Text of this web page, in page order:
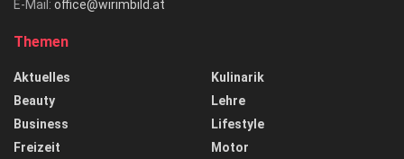
E-Mail: office@wirimbild.at
Themen
Aktuelles
Beauty
Business
Freizeit
Kulinarik
Lehre
Lifestyle
Motor